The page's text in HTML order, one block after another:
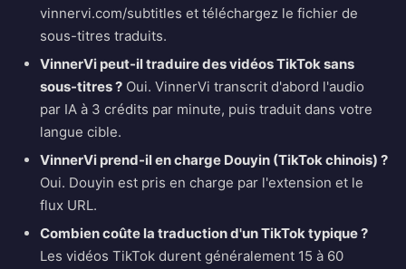
vinnervi.com/subtitles et téléchargez le fichier de
sous-titres traduits.
VinnerVi peut-il traduire des vidéos TikTok sans
sous-titres ? Oui. VinnerVi transcrit d'abord l'audio
par IA à 3 crédits par minute, puis traduit dans votre
langue cible.
VinnerVi prend-il en charge Douyin (TikTok chinois) ?
Oui. Douyin est pris en charge par l'extension et le
flux URL.
Combien coûte la traduction d'un TikTok typique ?
Les vidéos TikTok durent généralement 15 à 60